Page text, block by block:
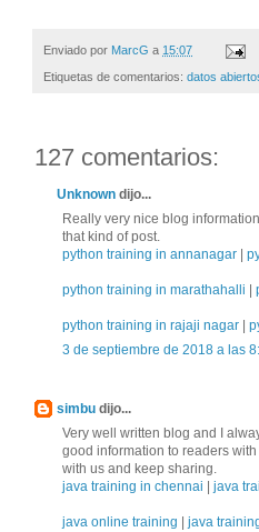
Enviado por MarcG a 15:07
Etiquetas de comentarios: datos
127 comentarios:
Unknown dijo...
Really very nice blog
that kind of post.
python training in annanagar
python training in marathahalli
python training in rajaji nagar
3 de septiembre de 2018 a las
simbu dijo...
Very well written blog and I
good information to readers
with us and keep sharing.
java training in chennai
java
java online training java